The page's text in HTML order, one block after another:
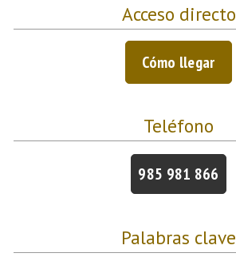
Acceso directo
Cómo llegar
Teléfono
985 981 866
Palabras clave